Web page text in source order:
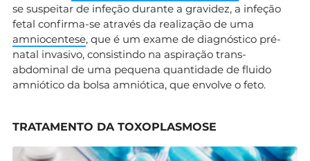
se suspeitar de infeção durante a gravidez, a infeção
fetal confirma-se através da realização de uma
amniocentese, que é um exame de diagnóstico pré-
natal invasivo, consistindo na aspiração trans-
abdominal de uma pequena quantidade de fluido
amniótico da bolsa amniótica, que envolve o feto.
TRATAMENTO DA TOXOPLASMOSE